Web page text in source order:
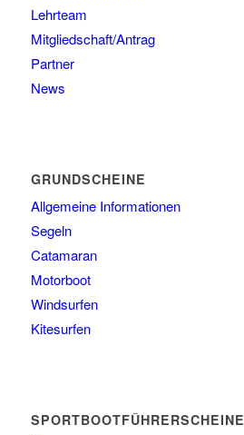
Lehrteam
Mitgliedschaft/Antrag
Partner
News
GRUNDSCHEINE
Allgemeine Informationen
Segeln
Catamaran
Motorboot
Windsurfen
Kitesurfen
SPORTBOOTFÜHRERSCHEINE